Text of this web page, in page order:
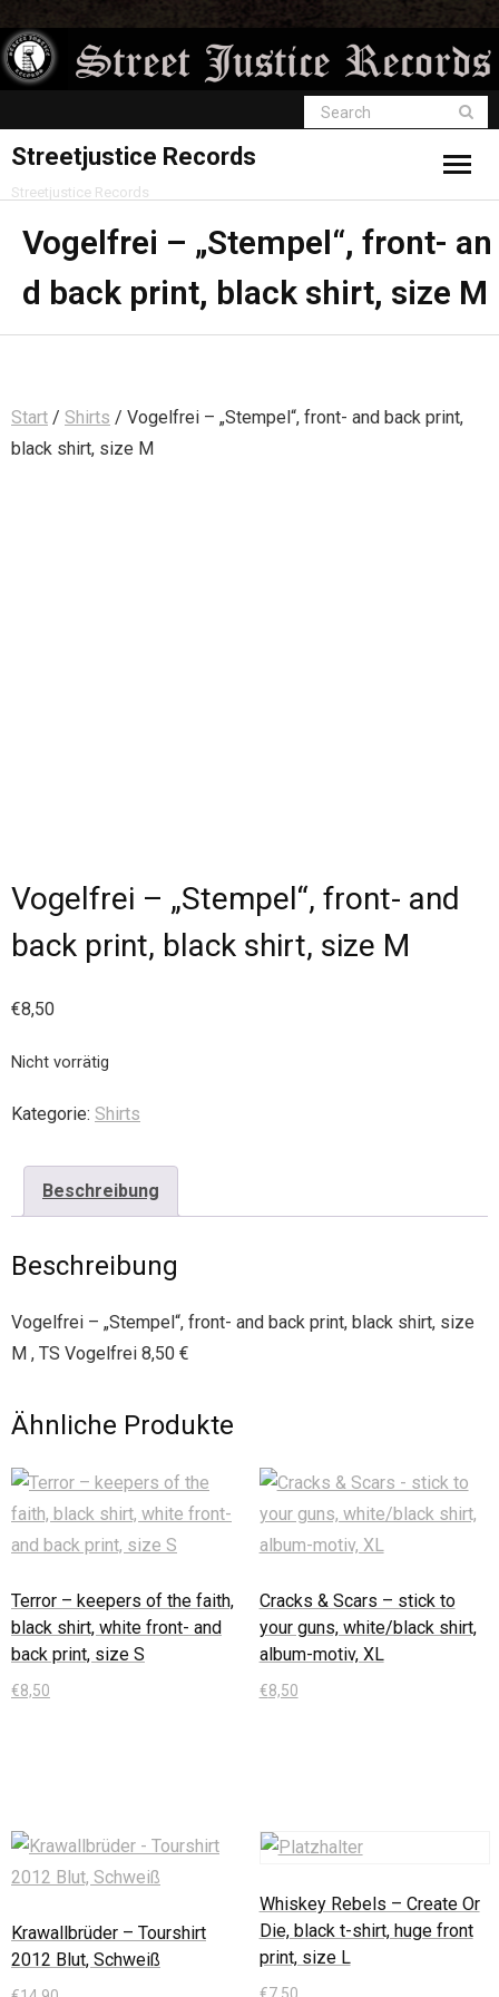
Streetjustice Records
Streetjustice Records
Vogelfrei – „Stempel“, front- an
d back print, black shirt, size M
Start / Shirts / Vogelfrei – „Stempel“, front- and back print,
black shirt, size M
Vogelfrei – „Stempel“, front- and
back print, black shirt, size M
€8,50
Nicht vorrätig
Kategorie: Shirts
Beschreibung
Beschreibung
Vogelfrei – „Stempel“, front- and back print, black shirt, size
M , TS Vogelfrei 8,50 €
Ähnliche Produkte
Terror – keepers of the faith,
black shirt, white front- and
back print, size S
€8,50
Cracks & Scars – stick to
your guns, white/black shirt,
album-motiv, XL
€8,50
Krawallbrüder – Tourshirt
2012 Blut, Schweiß
Whiskey Rebels – Create Or
Die, black t-shirt, huge front
print, size L
€7,50